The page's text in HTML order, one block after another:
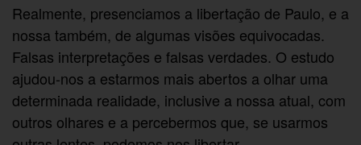
Realmente, presenciamos a libertação de Paulo, e a
nossa também, de algumas visões equivocadas.
Falsas interpretações e falsas verdades. O estudo
ajudou-nos a estarmos mais abertos a olhar uma
determinada realidade, inclusive a nossa atual, com
outros olhares e a percebermos que, se usarmos